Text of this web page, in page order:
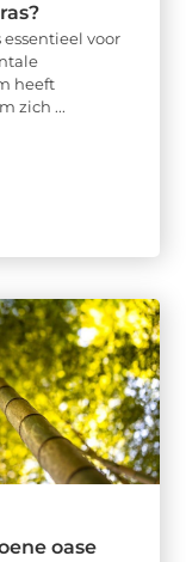
voor
heeft
zich ...
oase